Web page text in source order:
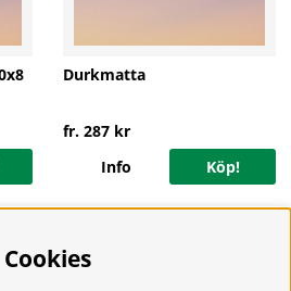
Durkmatta
fr. 287 kr
Köp!
Info
Om oss
Cookies